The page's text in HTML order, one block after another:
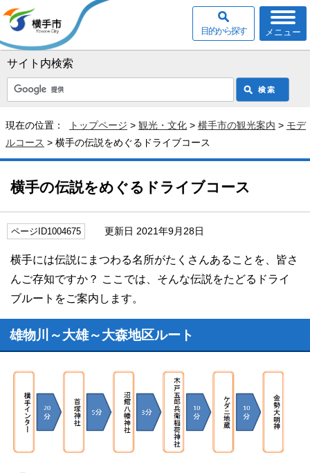
サイト内検索
メニュー
目的から探す
現在の位置： トップページ > 観光・文化 > 横手市の観光案内 > モデ
ルコース > 横手の伝説をめぐるドライブコース
横手の伝説をめぐるドライブコース
ページID1004675 更新日 2021年9月28日
横手には伝説にまつわる名所がたくさんあることを、皆さ
んご存知ですか？ ここでは、そんな伝説をたどるドライ
ブルートをご案内します。
雄物川～大雄～大森地区ルート